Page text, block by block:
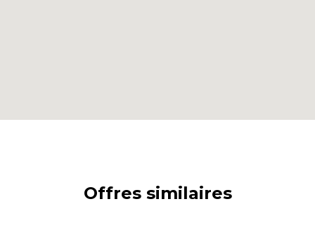
Offres similaires